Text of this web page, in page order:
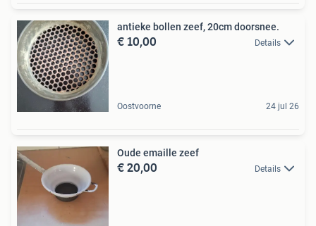
antieke bollen zeef, 20cm doorsnee.
€ 10,00 Details
Oostvoorne 24 jul 26
Oude emaille zeef
€ 20,00 Details